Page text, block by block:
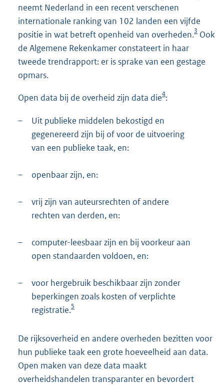
neemt Nederland in een recent verschenen
internationale ranking van 102 landen een vijfde
positie in wat betreft openheid van overheden.3 Ook
de Algemene Rekenkamer constateert in haar
tweede trendrapport: er is sprake van een gestage
opmars.
Open data bij de overheid zijn data die4:
–
Uit publieke middelen bekostigd en
gegenereerd zijn bij of voor de uitvoering
van een publieke taak, en:
– openbaar zijn, en:
–
vrij zijn van auteursrechten of andere
rechten van derden, en:
–
computer-leesbaar zijn en bij voorkeur aan
open standaarden voldoen, en:
–
voor hergebruik beschikbaar zijn zonder
beperkingen zoals kosten of verplichte
registratie.5
De rijksoverheid en andere overheden bezitten voor
hun publieke taak een grote hoeveelheid aan data.
Open maken van deze data maakt
overheidshandelen transparanter en bevordert